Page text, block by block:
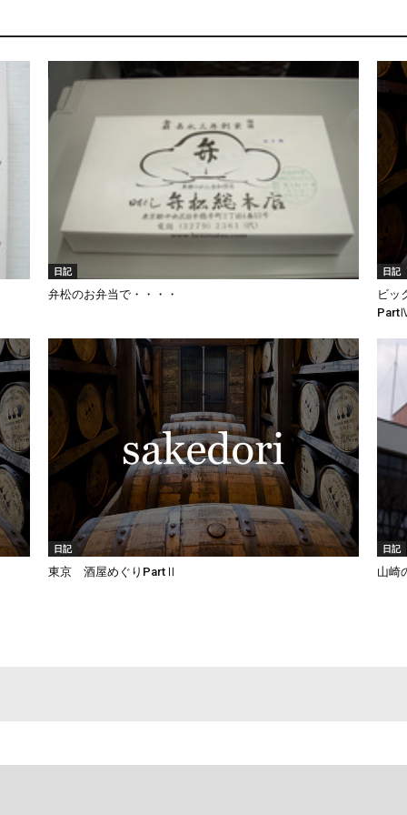
日記
弁松のお弁当で・・・・
日記
ビッ
日記
東京 酒屋めぐりPartⅡ
日記
山崎